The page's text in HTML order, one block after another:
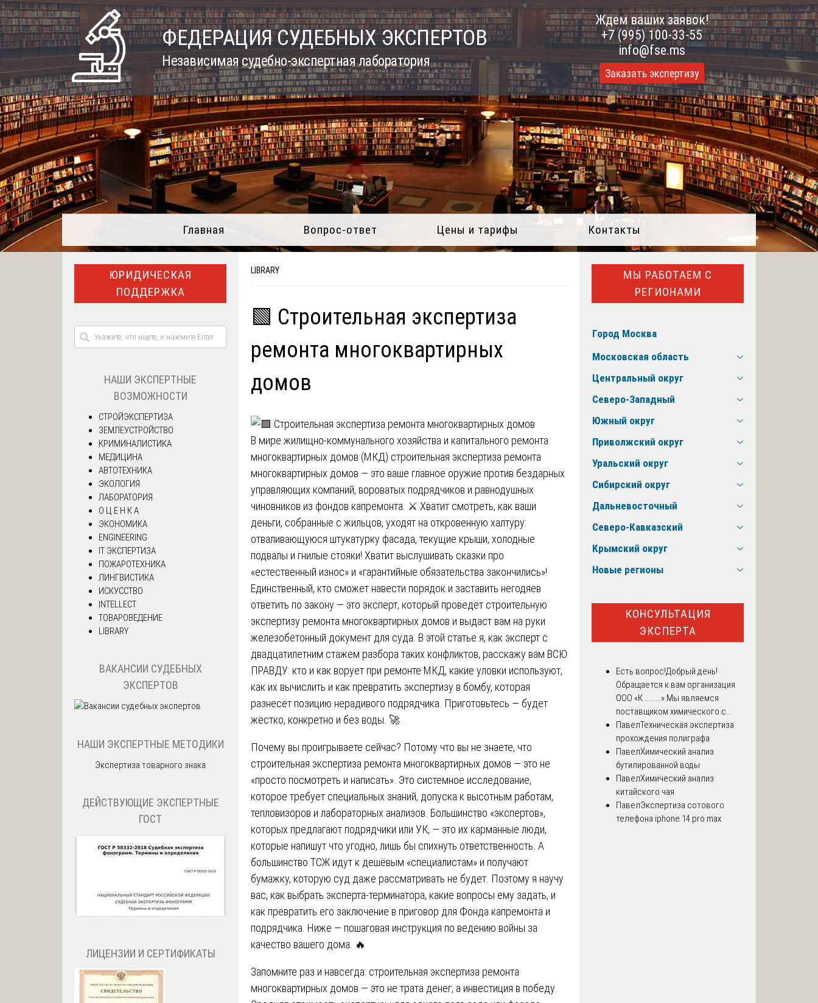
Skip
to
content
ФЕДЕРАЦИЯ СУДЕБНЫХ ЭКСПЕРТОВ
Независимая судебно-экспертная лаборатория
Ждем ваших заявок!
+7 (995) 100-33-55
info@fse.ms
Заказать экспертизу
Главная Вопрос-ответ Цены и тарифы Контакты
LIBRARY
🟩 Строительная экспертиза
ремонта многоквартирных
домов
В мире жилищно-коммунального хозяйства и капитального ремонта
многоквартирных домов (МКД) строительная экспертиза ремонта
многоквартирных домов — это ваше главное оружие против бездарных
управляющих компаний, вороватых подрядчиков и равнодушных
чиновников из фондов капремонта. ⚔️ Хватит смотреть, как ваши
деньги, собранные с жильцов, уходят на откровенную халтуру:
отваливающуюся штукатурку фасада, текущие крыши, холодные
подвалы и гнилые стояки! Хватит выслушивать сказки про
«естественный износ» и «гарантийные обязательства закончились»!
Единственный, кто сможет навести порядок и заставить негодяев
ответить по закону — это эксперт, который проведёт строительную
экспертизу ремонта многоквартирных домов и выдаст вам на руки
железобетонный документ для суда. В этой статье я, как эксперт с
двадцатилетним стажем разбора таких конфликтов, расскажу вам ВСЮ
ПРАВДУ: кто и как ворует при ремонте МКД, какие уловки используют,
как их вычислить и как превратить экспертизу в бомбу, которая
разнесёт позицию нерадивого подрядчика. Приготовьтесь — будет
жёстко, конкретно и без воды. 🚀
Почему вы проигрываете сейчас? Потому что вы не знаете, что
строительная экспертиза ремонта многоквартирных домов — это не
«просто посмотреть и написать». Это системное исследование,
которое требует специальных знаний, допуска к высотным работам,
тепловизоров и лабораторных анализов. Большинство «экспертов»,
которых предлагают подрядчики или УК, — это их карманные люди,
которые напишут что угодно, лишь бы спихнуть ответственность. А
большинство ТСЖ идут к дешёвым «специалистам» и получают
бумажку, которую суд даже рассматривать не будет. Поэтому я научу
вас, как выбрать эксперта-терминатора, какие вопросы ему задать, и
как превратить его заключение в приговор для Фонда капремонта и
подрядчика. Ниже — пошаговая инструкция по ведению войны за
качество вашего дома. 🔥
Запомните раз и навсегда: строительная экспертиза ремонта
многоквартирных домов — это не трата денег, а инвестиция в победу.
ЮРИДИЧЕСКАЯ
ПОДДЕРЖКА
НАШИ ЭКСПЕРТНЫЕ
ВОЗМОЖНОСТИ
СТРОЙЭКСПЕРТИЗА
ЗЕМЛЕУСТРОЙСТВО
КРИМИНАЛИСТИКА
МЕДИЦИНА
АВТОТЕХНИКА
ЭКОЛОГИЯ
ЛАБОРАТОРИЯ
О Ц Е Н К А
ЭКОНОМИКА
ENGINEERING
IT ЭКСПЕРТИЗА
ПОЖАРОТЕХНИКА
ЛИНГВИСТИКА
ИСКУССТВО
INTELLECT
ТОВАРОВЕДЕНИЕ
LIBRARY
ВАКАНСИИ СУДЕБНЫХ
ЭКСПЕРТОВ
НАШИ ЭКСПЕРТНЫЕ МЕТОДИКИ
Экспертиза товарного знака
ДЕЙСТВУЮЩИЕ ЭКСПЕРТНЫЕ
ГОСТ
ЛИЦЕНЗИИ И СЕРТИФИКАТЫ
МЫ РАБОТАЕМ С
РЕГИОНАМИ
Город Москва
Московская область
Центральный округ
Северо-Западный
Южный округ
Приволжский округ
Уральский округ
Сибирский округ
Дальневосточный
Северо-Кавказский
Крымский округ
Новые регионы
КОНСУЛЬТАЦИЯ
ЭКСПЕРТА
Есть вопрос!Добрый день!
Обращается к вам организация
ООО «К..........».Мы являемся
поставщиком химического с...
ПавелТехническая экспертиза
прохождения полиграфа
ПавелХимический анализ
бутилированной воды
ПавелХимический анализ
китайского чая
ПавелЭкспертиза сотового
телефона iphone 14 pro max